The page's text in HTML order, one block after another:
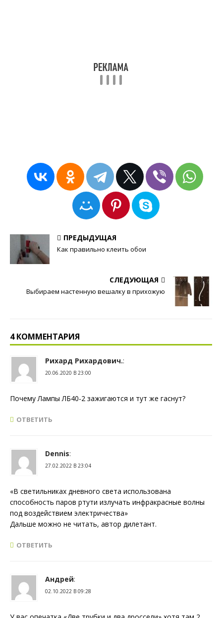
ПРЕДЫДУЩАЯ
Как правильно клеить обои
СЛЕДУЮЩАЯ
Выбираем настенную вешалку в прихожую
4 КОММЕНТАРИЯ
Рихард Рихардович.:
20.06.2020 В 23:00
Почему Лампы ЛБ40-2 зажигаются и тут же гаснут?
ОТВЕТИТЬ
Dennis:
27.02.2022 В 23:04
«В светильниках дневного света использована
способность паров ртути излучать инфракрасные волны
под воздействием электричества»
Дальше можно не читать, автор дилетант.
ОТВЕТИТЬ
Андрей:
02.10.2022 В 09:28